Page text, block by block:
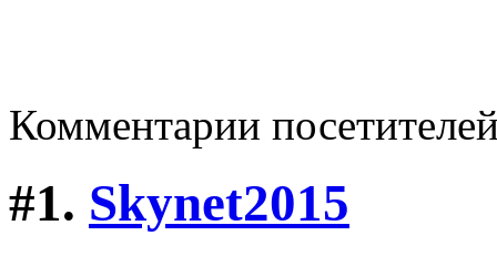
Комментарии
#1. Skynet2015